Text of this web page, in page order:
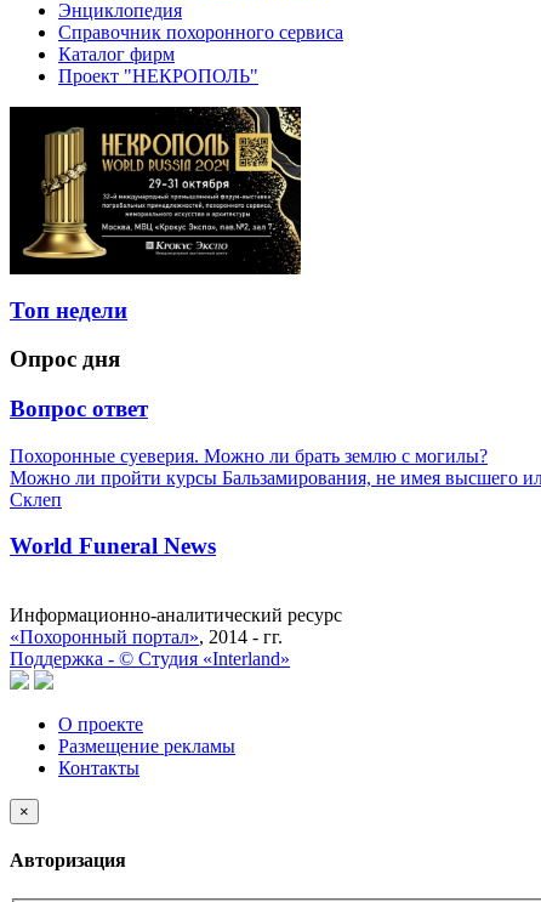
Энциклопедия
Справочник похоронного сервиса
Каталог фирм
Проект "НЕКРОПОЛЬ"
Топ недели
Опрос дня
Вопрос ответ
Похоронные суеверия. Можно ли брать землю с могилы?
Можно ли пройти курсы Бальзамирования, не имея высшего
Склеп
World Funeral News
Информационно-аналитический ресурс
«Похоронный портал», 2014 - гг.
Поддержка - © Cтудия «Interland»
О проекте
Размещение рекламы
Контакты
×
Авторизация